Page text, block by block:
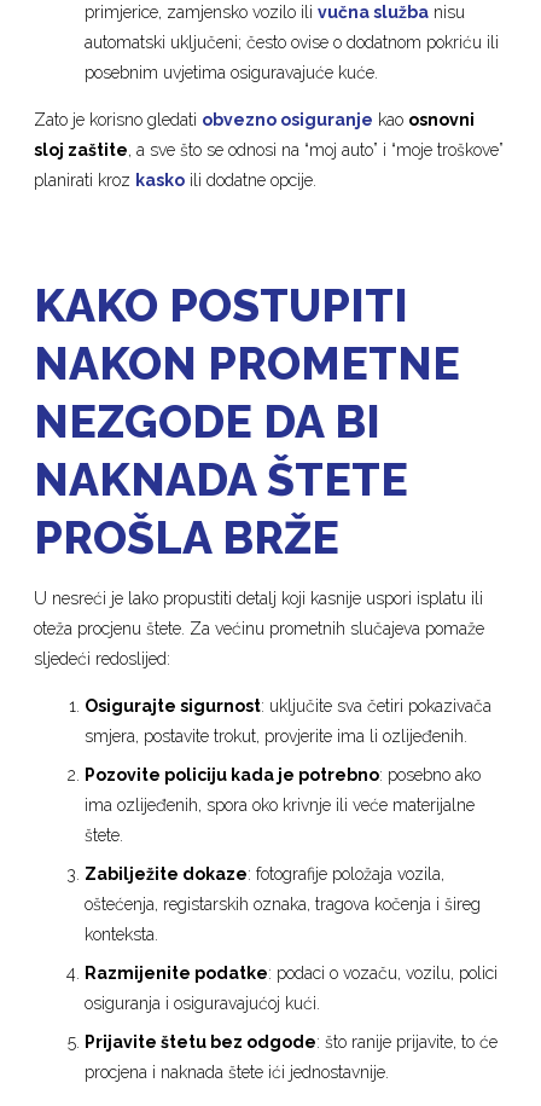
primjerice, zamjensko vozilo ilivučna služba nisu
automatski uključeni; često ovise o dodatnom pokriću ili
posebnim uvjetima osiguravajuće kuće.
Zato je korisno gledati obvezno osiguranje kao osnovni
sloj zaštite, a sve što se odnosi na “moj auto” i “moje troškove”
planirati kroz kasko ili dodatne opcije.
KAKO POSTUPITI
NAKON PROMETNE
NEZGODE DA BI
NAKNADA ŠTETE
PROŠLA BRŽE
U nesreći je lako propustiti detalj koji kasnije uspori isplatu ili
oteža procjenu štete. Za većinu prometnih slučajeva pomaže
sljedeći redoslijed:
Osigurajte sigurnost: uključite sva četiri pokazivača
smjera, postavite trokut, provjerite ima li ozlijeđenih.
Pozovite policiju kada je potrebno: posebno ako
ima ozlijeđenih, spora oko krivnje ili veće materijalne
štete.
Zabilježite dokaze: fotografije položaja vozila,
oštećenja, registarskih oznaka, tragova kočenja i šireg
konteksta.
Razmijenite podatke: podaci o vozaču, vozilu, polici
osiguranja i osiguravajućoj kući.
Prijavite štetu bez odgode: što ranije prijavite, to će
procjena i naknada štete ići jednostavnije.